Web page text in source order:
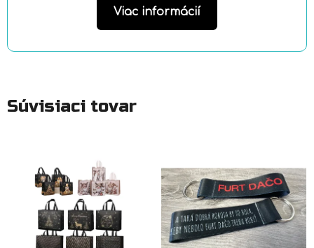
Viac informácií
Súvisiaci tovar